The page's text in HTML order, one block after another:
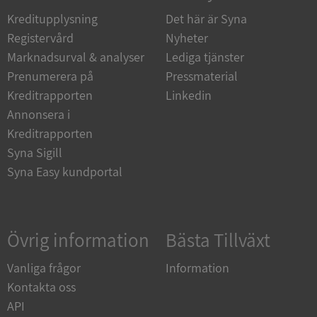
Kreditupplysning
Registervård
Marknadsurval & analyser
Prenumerera på
Kreditrapporten
Annonsera i
Kreditrapporten
Syna Sigill
Syna Easy kundportal
Det här är Syna
Nyheter
Lediga tjänster
Pressmaterial
Linkedin
Övrig information
Vanliga frågor
Kontakta oss
API
Bästa Tillväxt
Information
Oklassificerade
Strikt nödvändiga kakor tillåter
kärnwebbplatsfunktioner som användarinloggning
och kontohantering. Webbplatsen kan inte
användas ordentligt utan strikt nödvändiga cookies.
Namn
Leverantör
__RequestVerificationToken